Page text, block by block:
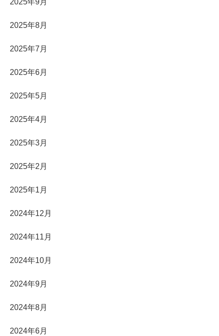
2025年9月
2025年8月
2025年7月
2025年6月
2025年5月
2025年4月
2025年3月
2025年2月
2025年1月
2024年12月
2024年11月
2024年10月
2024年9月
2024年8月
2024年6月